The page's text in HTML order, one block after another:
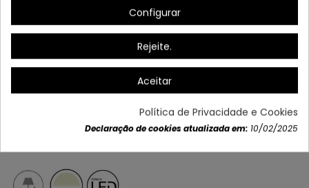
Configurar
Rejeite.
Aceitar
Política de Privacidade e Cookies
Declaração de cookies atualizada em: 10/02/2025